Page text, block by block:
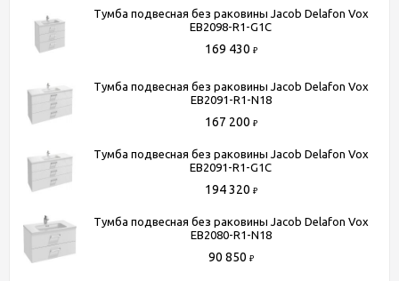
Материал фасада
МДФ
Покрытие фасада
Оснащение
механизм "плавное закрывание"
Угловая конструкция
- Самовывоз из шоу-рума по адресу Киевское шоссе, 500
метров от МКАД. БП "Румянцево", корпус В, этаж 2,
Тумба подвесная без раковины Jacob Delafon Vox
EB2098-R1-G1C
169 430 ₽
Тумба подвесная без раковины Jacob Delafon Vox
EB2091-R1-N18
167 200 ₽
Тумба подвесная без раковины Jacob Delafon Vox
EB2091-R1-G1C
194 320 ₽
Тумба подвесная без раковины Jacob Delafon Vox
EB2080-R1-N18
90 850 ₽